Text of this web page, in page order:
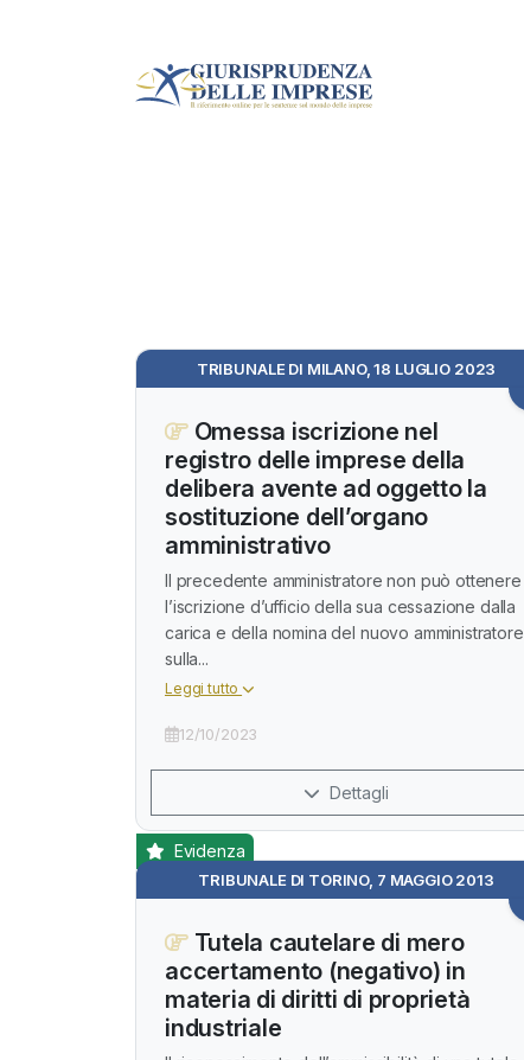
TRIBUNALE DI MILANO, 18 LUGLIO 2023
Omessa iscrizione nel
registro delle imprese della
delibera avente ad oggetto la
sostituzione dell’organo
amministrativo
Il precedente amministratore non può ottenere
l’iscrizione d’ufficio della sua cessazione dalla
carica e della nomina del nuovo amministratore
sulla...
Leggi tutto
12/10/2023
Dettagli
TRIBUNALE DI TORINO, 7 MAGGIO 2013
Evidenza
Tutela cautelare di mero
accertamento (negativo) in
materia di diritti di proprietà
industriale